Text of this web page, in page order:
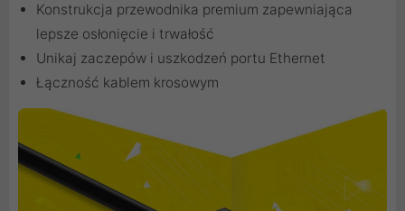
Konstrukcja przewodnika premium zapewniająca
lepsze osłonięcie i trwałość
Unikaj zaczepów i uszkodzeń portu Ethernet
Łączność kablem krosowym